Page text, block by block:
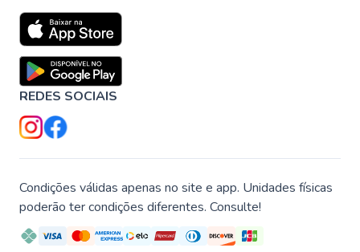
REDES SOCIAIS
Condições válidas apenas no site e app. Unidades físicas
poderão ter condições diferentes. Consulte!